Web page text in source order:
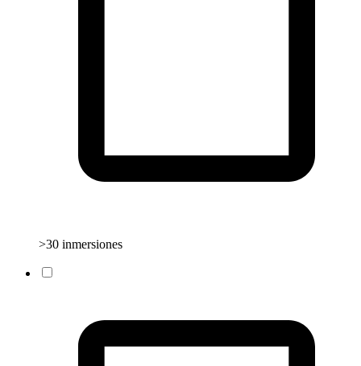
>30 inmersiones